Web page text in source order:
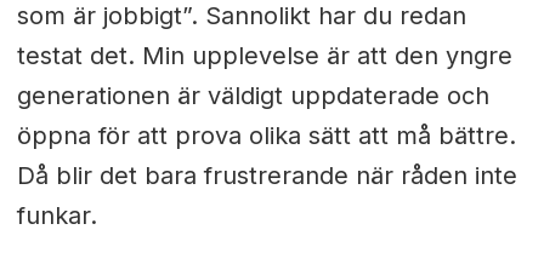
som är jobbigt”. Sannolikt har du redan
testat det. Min upplevelse är att den yngre
generationen är väldigt uppdaterade och
öppna för att prova olika sätt att må bättre.
Då blir det bara frustrerande när råden inte
funkar.